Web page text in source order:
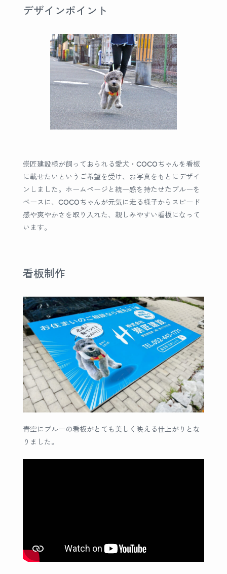
デザインポイント
崇匠建設様が飼っておられる愛犬・COCOちゃんを看板
に載せたいというご希望を受け、お写真をもとにデザイ
ンしました。ホームページと統一感を持たせたブルーを
ベースに、COCOちゃんが元気に走る様子からスピード
感や爽やかさを取り入れた、親しみやすい看板になって
います。
看板制作
青空にブルーの看板がとても美しく映える仕上がりとな
りました。